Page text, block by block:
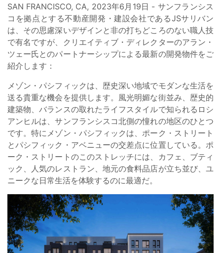
SAN FRANCISCO, CA, 2023年6月19日 - サンフランシス
コを拠点とする不動産開発・建設会社であるJSサリバン
は、その思慮深いデザインと非の打ちどころのない職人技
で有名ですが、クリエイティブ・ディレクターのアラン・
ツェー氏とのパートナーシップによる最新の開発物件をご
紹介します：
メゾン・パシフィックは、歴史深い地域でモダンな生活を
送る貴重な機会を提供します。風光明媚な街並み、歴史的
建築物、バランスの取れたライフスタイルで知られるロシ
アンヒルは、サンフランシスコ北側の憧れの地区のひとつ
です。特にメゾン・パシフィックは、ポーク・ストリート
とパシフィック・アベニューの交差点に位置している。ポ
ーク・ストリートのこのストレッチには、カフェ、ブティ
ック、人気のレストラン、地元の食料品店が立ち並び、ユ
ニークな日常生活を体験するのに最適だ。